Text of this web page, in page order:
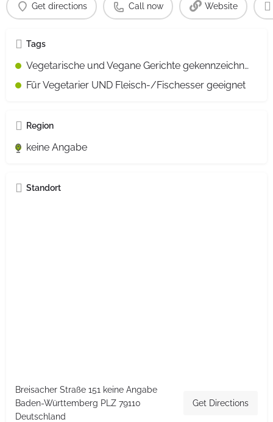
Get directions Call now Website
Tags
Vegetarische und Vegane Gerichte gekennzeichnet
Für Vegetarier UND Fleisch-/Fischesser geeignet
Region
keine Angabe
Standort
Breisacher Straße 151 keine Angabe
Baden-Württemberg PLZ 79110
Deutschland
Get Directions